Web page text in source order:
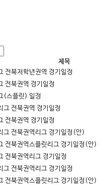
제목
전북저학년권역 경기일정
전북권역 경기일정
(스플릿) 일정
전북권역 경기일정
전북권역 경기일정
전북권역리그 경기일정(안)
전북권역스플릿리그 경기일정(안)
전북권역리그 경기일정
전북권역리그 경기일정
전북권역스플릿리그 경기일정(안)